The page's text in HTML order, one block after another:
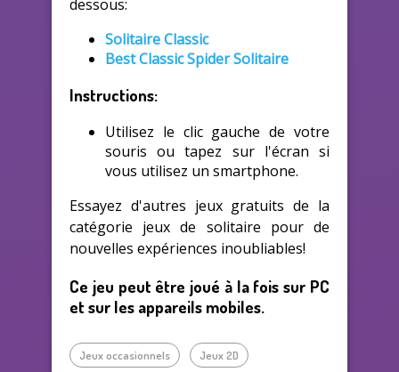
dessous:
Solitaire Classic
Best Classic Spider Solitaire
Instructions:
Utilisez le clic gauche de votre
souris ou tapez sur l'écran si
vous utilisez un smartphone.
Essayez d'autres jeux gratuits de la
catégorie jeux de solitaire pour de
nouvelles expériences inoubliables!
Ce jeu peut être joué à la fois sur PC
et sur les appareils mobiles.
Jeux occasionnels Jeux 2D